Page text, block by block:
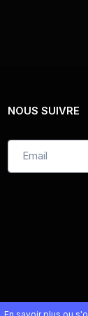
NOUS SUIVRE